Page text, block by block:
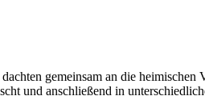
gemeinsam an die heimischen
und anschließend in